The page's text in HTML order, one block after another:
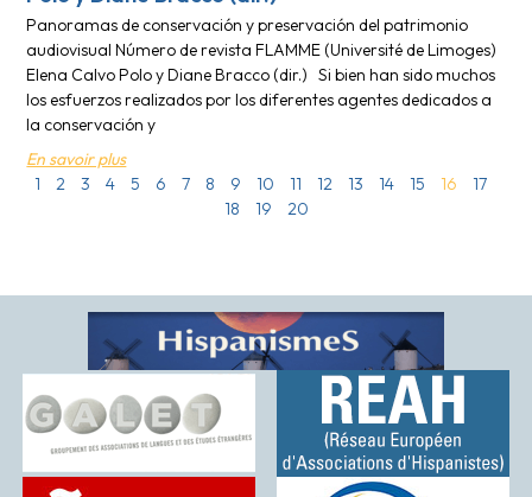
Panoramas de conservación y preservación del patrimonio
audiovisual Número de revista FLAMME (Université de Limoges)
Elena Calvo Polo y Diane Bracco (dir.) Si bien han sido muchos
los esfuerzos realizados por los diferentes agentes dedicados a
la conservación y
En savoir plus
1
2 3 4 5 6 7 8 9 10 11 12 13 14 15 16
17
18
19 20